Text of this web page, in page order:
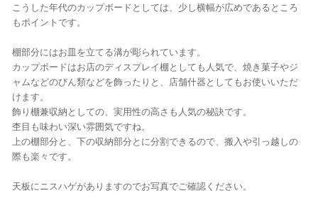
こうした年代のカップボードとしては、少し横幅が広めであるところ
もポイントです。
棚部分にはお皿を立てる溝が彫られています。
カップボードはお店のディスプレイ棚としても人気で、焼き菓子やジ
ャムなどのびん類などを飾ったりと、店舗什器としてもお使いいただ
けます。
飾り棚兼収納としての、実用性の高さも人気の秘訣です。
杢目も味わい深い雰囲気ですね。
上の棚部分と、下の収納部分とに分割できるので、搬入や引っ越しの
際も楽々です。
天板にニスハゲがありますのでお写真でご確認ください。